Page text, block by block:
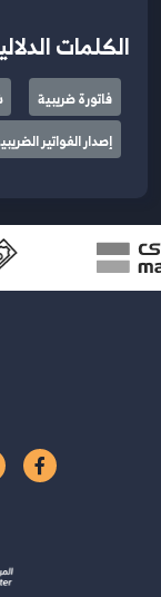
الكلمات
فاتورة ضريبية
إصدار الفواتير